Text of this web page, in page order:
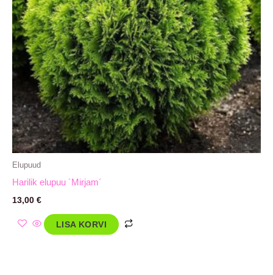
Elupuud
Harilik elupuu ´Mirjam´
13,00 €
LISA KORVI